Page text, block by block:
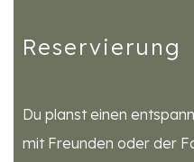
Reservierung
Du planst einen
mit Freunden oder der